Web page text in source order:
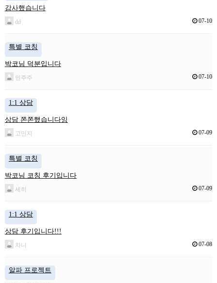
감사했습니다
dd 07-10
특별 코칭
박코님 덕분입니다
민주주 07-10
1:1 상담
상담 쫀쫀했습니다잉
고민지 07-09
특별 코칭
박코님 코칭 후기입니다
세히 07-09
1:1 상담
상담 후기입니다!!!
차니 07-08
알파 프로젝트